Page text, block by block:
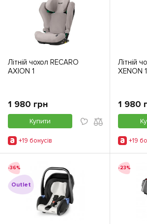
Літній чохол RECARO
AXION 1
1 980 грн
Купити
+19 бонусiв
Літній
XENON 1
1 980
+19
-36%
Outlet
-23%